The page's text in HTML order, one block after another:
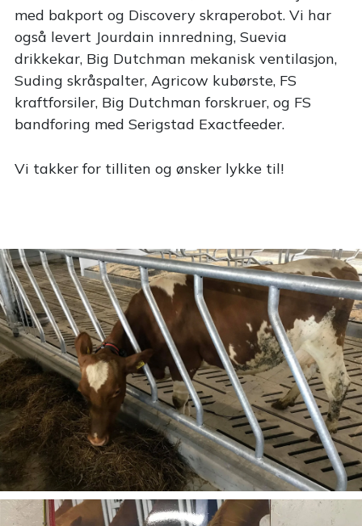
med bakport og Discovery skraperobot. Vi har
også levert Jourdain innredning, Suevia
drikkekar, Big Dutchman mekanisk ventilasjon,
Suding skråspalter, Agricow kubørste, FS
kraftforsiler, Big Dutchman forskruer, og FS
bandforing med Serigstad Exactfeeder.
Vi takker for tilliten og ønsker lykke til!